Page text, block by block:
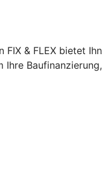
& FLEX bietet